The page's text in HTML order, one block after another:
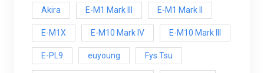
Akira E-M1 Mark III E-M1 Mark ll
E-M1X E-M10 Mark IV E-M10 Mark lll
E-PL9 euyoung Fys Tsu